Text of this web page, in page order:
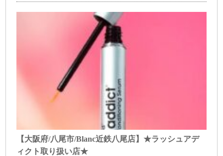
【大阪府/八尾市/Blanc近鉄八尾店】★ラッシュアデ
ィクト取り扱い店★